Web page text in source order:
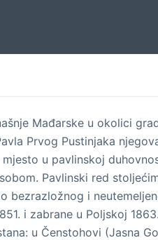
Mađarske u okolici
Prvog Pustinjaka
u pavlinskoj
Pavlinski red
bezrazložnog i
i zabrane u Poljskoj 1863.
u Čenstohovi (Jasna